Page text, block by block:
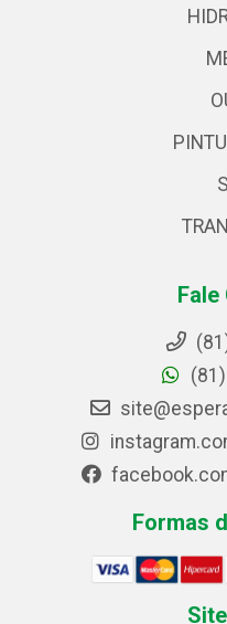
Fale
Formas